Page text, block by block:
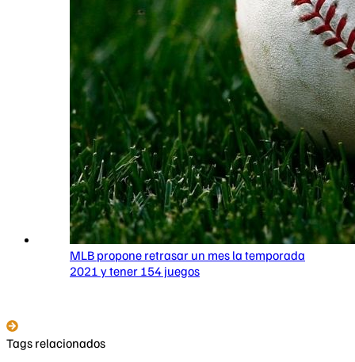
MLB propone retrasar un mes la temporada
2021 y tener 154 juegos
Tags relacionados